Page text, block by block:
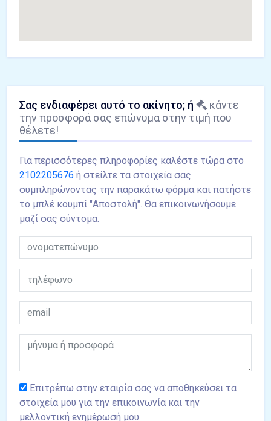
Σας ενδιαφέρει αυτό το ακίνητο; ή
κάντε
την προσφορά σας επώνυμα στην τιμή που
θέλετε!
Για περισσότερες πληροφορίες καλέστε τώρα στο
2102205676 ή στείλτε τα στοιχεία σας
συμπληρώνοντας την παρακάτω φόρμα και πατήστε
το μπλέ κουμπί "Αποστολή". Θα επικοινωνήσουμε
μαζί σας σύντομα.
Επιτρέπω στην εταιρία σας να αποθηκεύσει τα
στοιχεία μου για την επικοινωνία και την
μελλοντική ενημέρωσή μου.